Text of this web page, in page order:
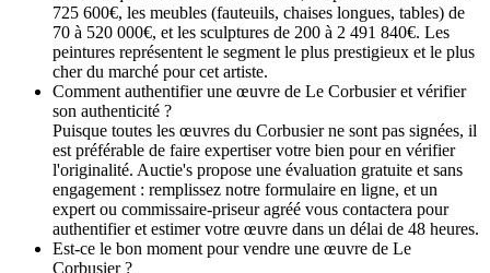
725 600€, les meubles (fauteuils, chaises longues, tables) de
70 à 520 000€, et les sculptures de 200 à 2 491 840€. Les
peintures représentent le segment le plus prestigieux et le plus
cher du marché pour cet artiste.
Comment authentifier une œuvre de Le Corbusier et vérifier
son authenticité ?
Puisque toutes les œuvres du Corbusier ne sont pas signées, il
est préférable de faire expertiser votre bien pour en vérifier
l'originalité. Auctie's propose une évaluation gratuite et sans
engagement : remplissez notre formulaire en ligne, et un
expert ou commissaire-priseur agréé vous contactera pour
authentifier et estimer votre œuvre dans un délai de 48 heures.
Est-ce le bon moment pour vendre une œuvre de Le
Corbusier ?